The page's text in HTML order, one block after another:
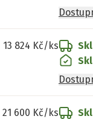
13 824 Kč/ks
21 600 Kč/ks